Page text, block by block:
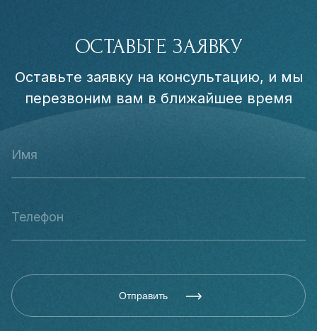
ОСТАВЬТЕ ЗАЯВКУ
Оставьте заявку на консультацию, и мы
перезвоним вам в ближайшее время
Отправить